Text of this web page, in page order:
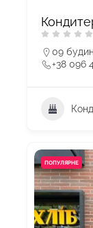
09
+38 096
ПОПУЛЯРНЕ